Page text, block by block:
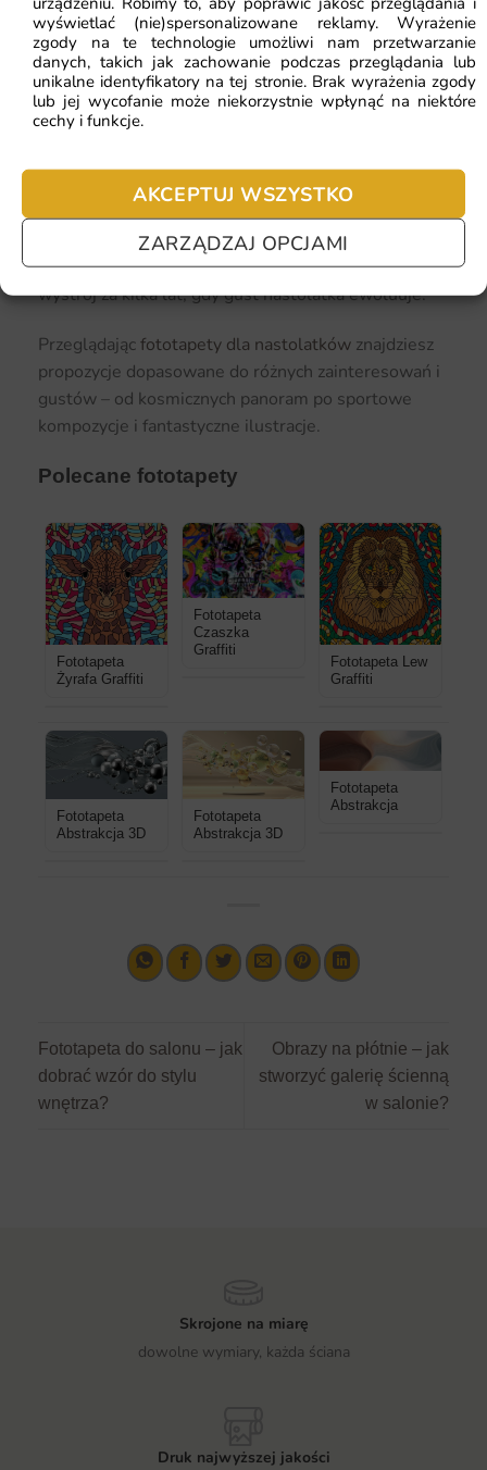
wyświetlać (nie)spersonalizowane reklamy. Wyrażenie
zgody na te technologie umożliwi nam przetwarzanie
danych, takich jak zachowanie podczas przeglądania lub
unikalne identyfikatory na tej stronie. Brak wyrażenia zgody
lub jej wycofanie może niekorzystnie wpłynąć na niektóre
cechy i funkcje.
AKCEPTUJ WSZYSTKO
ZARZĄDZAJ OPCJAMI
ilustracje. To wnętrza o spójnym, często
pastelowym charakterze, gdzie fototapeta jest
punktem wyjścia do reszty dekoracji.
Ile miejsca poświęcić na fototapetę?
wszystkich ścian. Jedna ściana akcentowa –
najczęściej ta za łóżkiem lub za biurkiem – w
zupełności wystarczy, żeby zmienić charakter całego
pomieszczenia. Dzięki temu łatwiej też zmienić
wystrój za kilka lat, gdy gust nastolatka ewoluuje.
Przeglądającfototapety dla nastolatków znajdziesz
propozycje dopasowane do różnych zainteresowań i
gustów – od kosmicznych panoram po sportowe
kompozycje i fantastyczne ilustracje.
Polecane fototapety
Fototapeta
Żyrafa Graffiti
Fototapeta
Czaszka
Graffiti
Fototapeta Lew
Graffiti
Fototapeta
Abstrakcja 3D
Fototapeta
Abstrakcja 3D
Fototapeta
Abstrakcja
Fototapeta do salonu – jak
dobrać wzór do stylu
wnętrza?
Obrazy na płótnie – jak
stworzyć galerię ścienną
w salonie?
Skrojone na miarę
dowolne wymiary, każda ściana
Druk najwyższej jakości